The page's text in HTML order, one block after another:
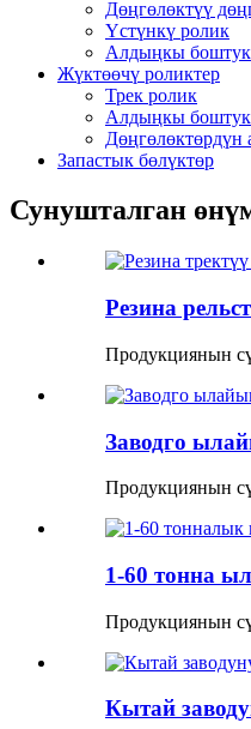
Дөңгөлөктүү
Үстүнкү ролик
Алдыңкы боштук
Жүктөөчү роликтер
Трек ролик
Алдыңкы боштук
Дөңгөлөктөрдүн
Запастык бөлүктөр
Сунушталган
Резина
Продукциянын
Заводго
Продукциянын
1-60 тонна
Продукциянын
Кытай